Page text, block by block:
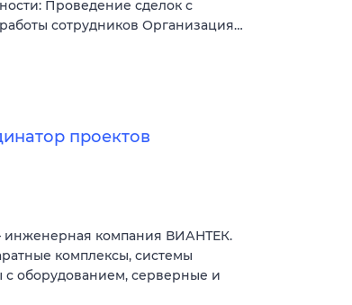
Проведение сделок с
сотрудников Организация…
проектов
компания ВИАНТЕК.
комплексы, системы
оборудованием, серверные и